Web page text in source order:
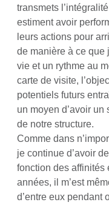
transmets
estiment avoir
leurs actions pour
de manière à ce que
vie et un rythme au
carte de visite,
potentiels futurs
un moyen d’avoir
de notre structure.
Comme dans
je continue d’avoir
fonction des affinités
années, il m’est
d’entre eux